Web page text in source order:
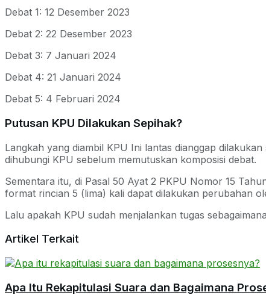
Debat 1: 12 Desember 2023
Debat 2: 22 Desember 2023
Debat 3: 7 Januari 2024
Debat 4: 21 Januari 2024
Debat 5: 4 Februari 2024
Putusan KPU Dilakukan Sepihak?
Langkah yang diambil KPU Ini lantas dianggap
dihubungi KPU sebelum memutuskan komposisi debat.
Sementara itu, di Pasal 50 Ayat 2 PKPU Nomor 15
format rincian 5 (lima) kali dapat dilakukan perubahan
Lalu apakah KPU sudah menjalankan tugas
Artikel Terkait
Apa Itu Rekapitulasi Suara dan Bagaimana